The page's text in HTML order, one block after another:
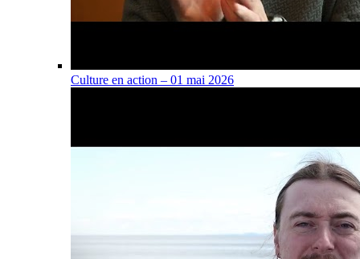
Culture en action – 01 mai 2026